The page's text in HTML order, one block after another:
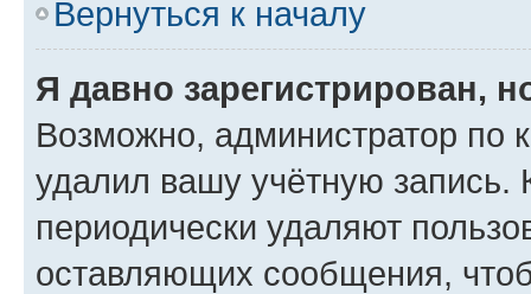
Вернуться к началу
Я давно зарегистрирован,
Возможно, администратор по
удалил вашу учётную запись.
периодически удаляют
оставляющих сообщения,